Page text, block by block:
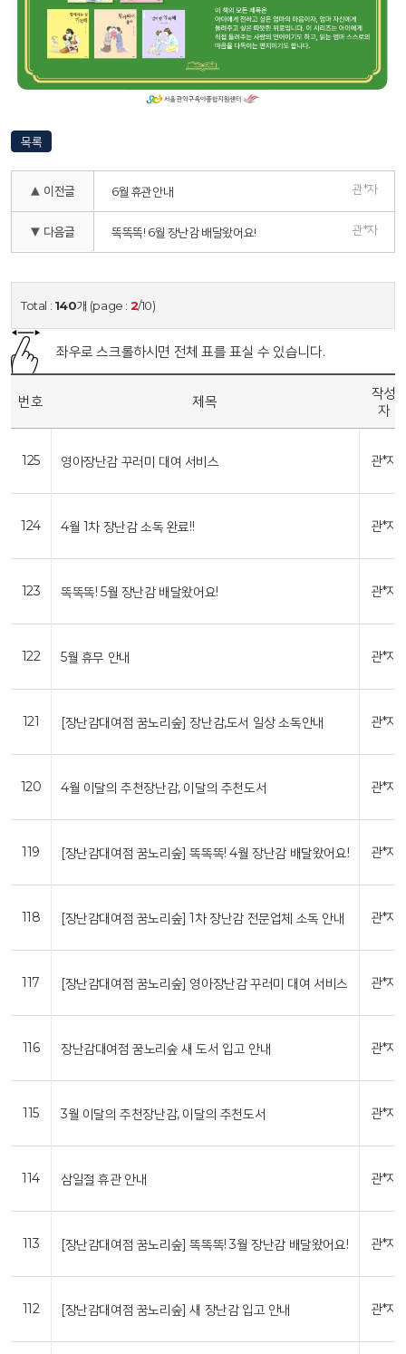
목록
▲ 이전글 6월 휴관안내 관*자
▼ 다음글 똑똑똑! 6월 장난감 배달왔어요! 관*자
Total : 140개 (page : 2/10)
좌우로 스크롤하시면 전체 표를 표실 수 있습니다.
번호 제목
작성
자
125 영아장난감 꾸러미 대여 서비스 관*자
124 4월 1차 장난감 소독 완료!! 관*자
123 똑똑똑! 5월 장난감 배달왔어요! 관*자
122 5월 휴무 안내 관*자
121 [장난감대여점 꿈노리숲] 장난감,도서 일상 소독안내 관*자
120 4월 이달의 추천장난감, 이달의 추천도서 관*자
119 [장난감대여점 꿈노리숲] 똑똑똑! 4월 장난감 배달왔어요! 관*자
118 [장난감대여점 꿈노리숲] 1차 장난감 전문업체 소독 안내 관*자
117 [장난감대여점 꿈노리숲] 영아장난감 꾸러미 대여 서비스 관*자
116 장난감대여점 꿈노리숲 새 도서 입고 안내 관*자
115 3월 이달의 추천장난감, 이달의 추천도서 관*자
114 삼일절 휴관 안내 관*자
113 [장난감대여점 꿈노리숲] 똑똑똑! 3월 장난감 배달왔어요! 관*자
112 [장난감대여점 꿈노리숲] 새 장난감 입고 안내 관*자